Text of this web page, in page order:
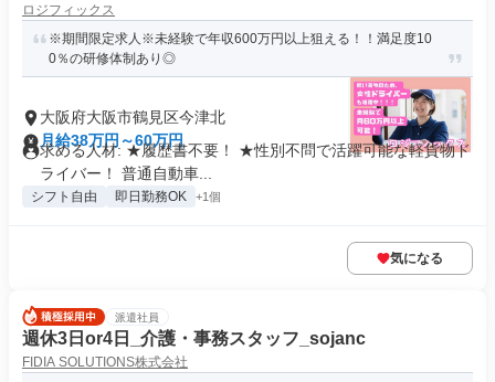
ロジフィックス
※期間限定求人※未経験で年収600万円以上狙える！！満足度10
0％の研修体制あり◎
大阪府大阪市鶴見区今津北
月給38万円～60万円
求める人材: ★履歴書不要！ ★性別不問で活躍可能な軽貨物ド
ライバー！ 普通自動車...
シフト自由 即日勤務OK +1個
気になる
派遣社員
週休3日or4日_介護・事務スタッフ_sojanc
FIDIA SOLUTIONS株式会社